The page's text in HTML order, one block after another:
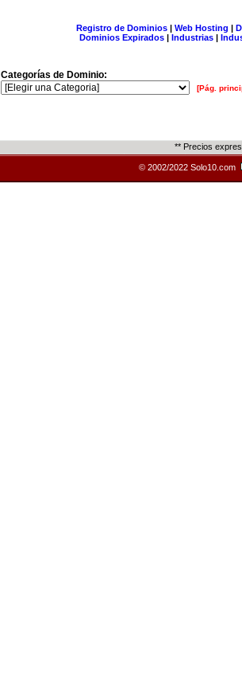
Registro de Dominios| Web Hosting |
Dominios Expirados | Industrias |
Categorías de Dominio:
[Pág.
** Precios
© 2002/2022 Solo10.com